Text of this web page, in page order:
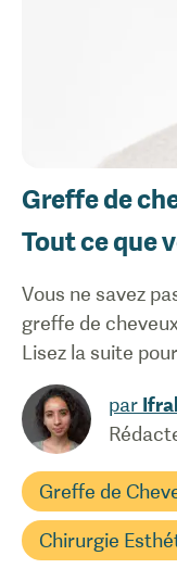
Greffe de
Tout ce que
Vous ne savez
greffe de
Lisez la suite
par
Greffe de
Chirurgie